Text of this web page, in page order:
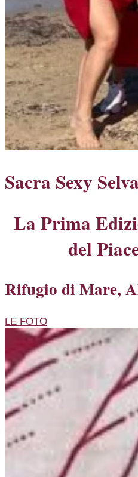
Sacra Sexy
La Prima
del
Rifugio di Mare,
LE FOTO